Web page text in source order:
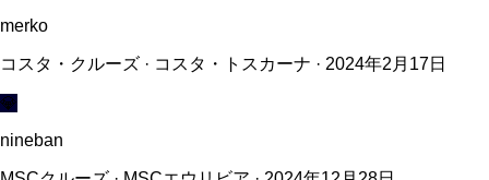
merko
コスタ・クルーズ · コスタ・トスカーナ · 2024年2月17日
💎
nineban